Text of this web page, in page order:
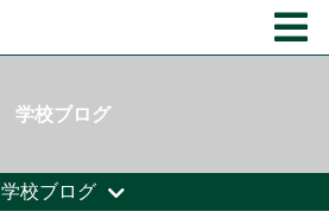
学校ブログ
学校ブログ